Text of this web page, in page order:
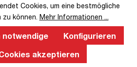
Cookies, um eine bestmögliche
zu können. Mehr Informationen ...
notwendige
Konfigurieren
akzeptieren